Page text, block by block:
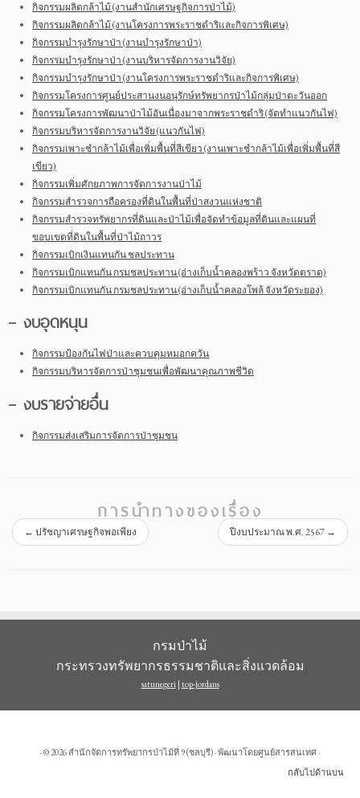
กิจกรรมผลิตกล้าไม้ (งานสำนักเศรษฐกิจการป่าไม้)
กิจกรรมผลิตกล้าไม้ (งานโครงการพระราชดำริและกิจการพิเศษ)
กิจกรรมบำรุงรักษาป่า (งานบำรุงรักษาป่า)
กิจกรรมบำรุงรักษาป่า (งานบริหารจัดการงานวิจัย)
กิจกรรมบำรุงรักษาป่า (งานโครงการพระราชดำริและกิจการพิเศษ)
กิจกรรมโครงการศูนย์ประสานงนอนุรักษ์ทรัพยากรป่าไม้กลุ่มป่าตะวันออก
กิจกรรมโครงการพัฒนาป่าไม้อันเนื่องมาจากพระราชดำริ (จัดทำแนวกันไฟ)
กิจกรรมบริหารจัดการงานวิจัย (แนวกันไฟ)
กิจกรรมเพาะชำกล้าไม้เพื่อเพิ่มพื้นที่สีเขียว (งานเพาะชำกล้าไม้เพื่อเพิ่มพื้นที่สี
เขียว)
กิจกรรมเพิ่มศักยภาพการจัดการงานป่าไม้
กิจกรรมสำรวจการถือครองที่ดินในพื้นที่ป่าสงวนแห่งชาติ
กิจกรรมสำรวจทรัพยากรที่ดินและป่าไม้เพื่อจัดทำข้อมูลที่ดินและแผนที่
ขอบเขตที่ดินในพื้นที่ป่าไม้ถาวร
กิจกรรมเบิกเงินแทนกัน ชลประทาน
กิจกรรมเบิกแทนกัน กรมชลประทาน (อ่างเก็บน้ำคลองพร้าว จังหวัดตราด)
กิจกรรมเบิกแทนกัน กรมชลประทาน (อ่างเก็บน้ำคลองโพล้ จังหวัดระยอง)
– งบอุดหนุน
กิจกรรมป้องกันไฟป่าและควบคุมหมอกควัน
กิจกรรมบริหารจัดการป่าชุมชนเพื่อพัฒนาคุณภาพชีวิต
– งบรายจ่ายอื่น
กิจกรรมส่งเสริมการจัดการป่าชุมชน
การนำทางของเรื่อง
← ปรัชญาเศรษฐกิจพอเพียง ปีงบประมาณ พ.ศ. 2567 →
กรมป่าไม้
กระทรวงทรัพยากรธรรมชาติและสิ่งแวดล้อม
satunegeri| top-jordans
· © 2026สำนักจัดการทรัพยากรป่าไม้ที่ 9 (ชลบุรี)· พัฒนาโดยศูนย์สารสนเทศ ·
กลับไปด้านบน